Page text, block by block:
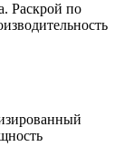
Раскрой по